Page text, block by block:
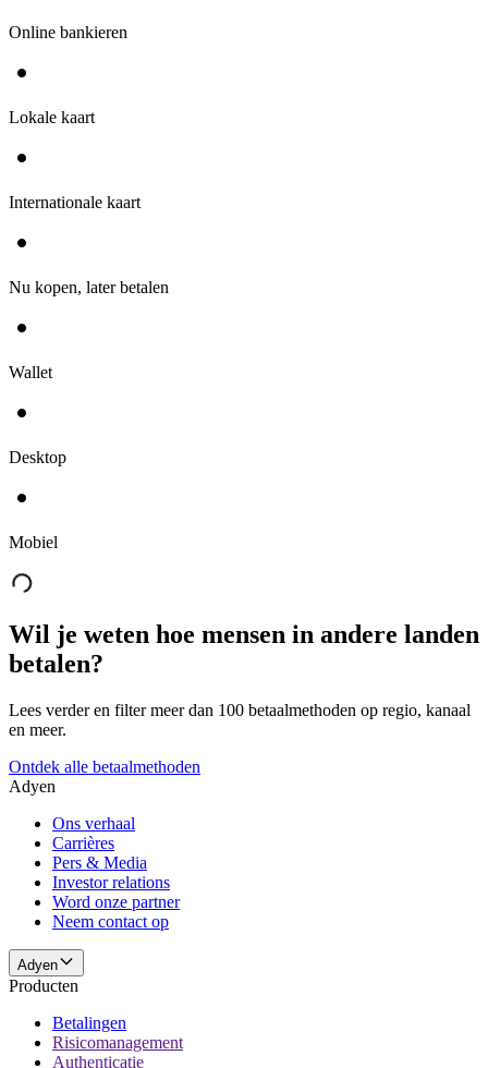
Online bankieren
Lokale kaart
Internationale kaart
Nu kopen, later betalen
Wallet
Desktop
Mobiel
Wil je weten hoe mensen in andere landen
betalen?
Lees verder en filter meer dan 100 betaalmethoden op regio, kanaal
en meer.
Ontdek alle betaalmethoden
Adyen
Ons verhaal
Carrières
Pers & Media
Investor relations
Word onze partner
Neem contact op
Adyen
Producten
Betalingen
Risicomanagement
Authenticatie